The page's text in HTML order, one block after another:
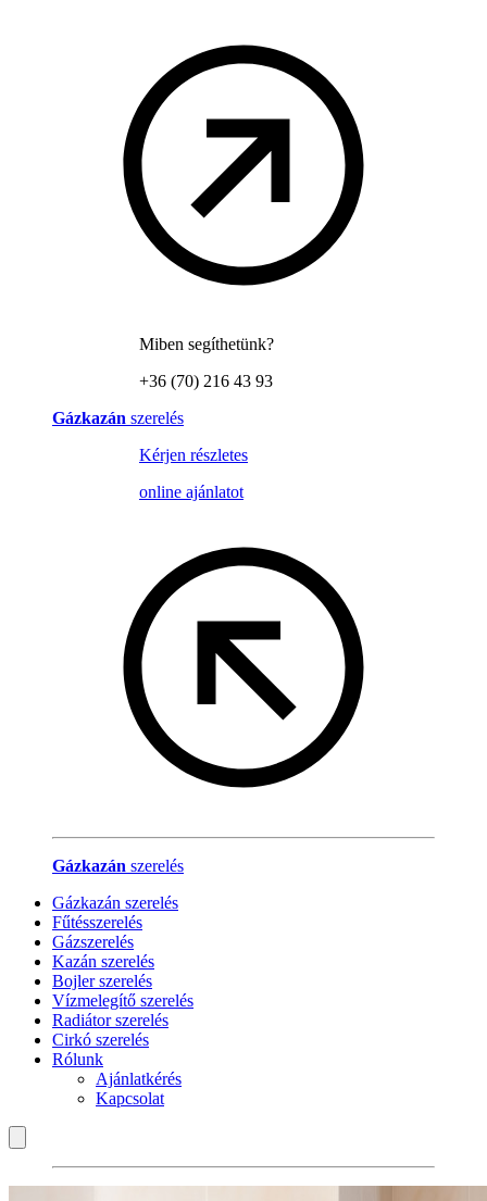
Miben segíthetünk?
+36 (70) 216 43 93
Gázkazán szerelés
Kérjen részletes
online ajánlatot
Gázkazán szerelés
Gázkazán szerelés
Fűtésszerelés
Gázszerelés
Kazán szerelés
Bojler szerelés
Vízmelegítő szerelés
Radiátor szerelés
Cirkó szerelés
Rólunk
Ajánlatkérés
Kapcsolat